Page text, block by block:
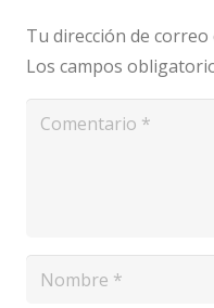
Tu dirección de
Los campos